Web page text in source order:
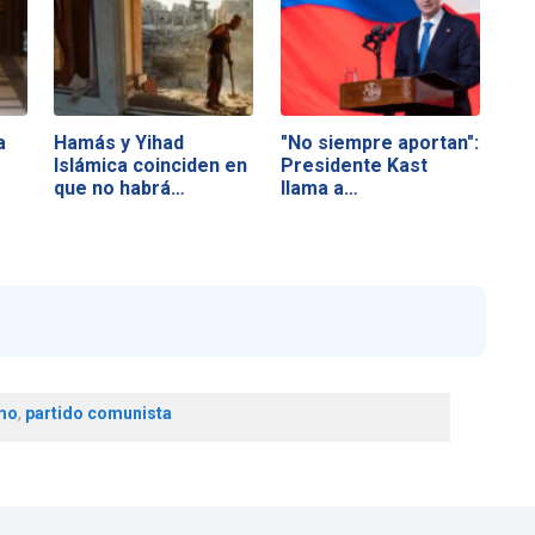
Hamás y Yihad
Islámica coinciden en
que no habrá…
"No siempre aportan":
Presidente Kast
llama a…
, partido comunista